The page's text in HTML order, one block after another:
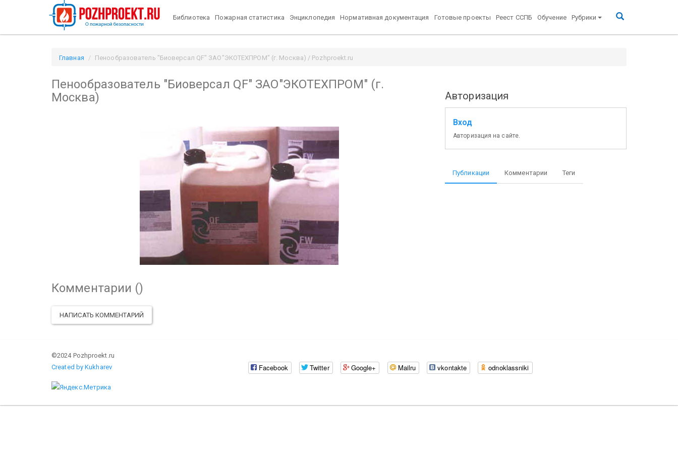
Библиотека Пожарная статистика Энциклопедия Нормативная документация Готовые проекты Реест ССПБ Обучение Рубрики
Главная Пенообразователь "Биоверсал QF" ЗАО"ЭКОТЕХПРОМ" (г. Москва) / Pozhproekt.ru
Пенообразователь "Биоверсал QF" ЗАО"ЭКОТЕХПРОМ" (г.
Москва)
Комментарии ()
НАПИСАТЬ КОММЕНТАРИЙ
Авторизация
Вход
Авторизация на сайте.
Публикации Комментарии Теги
©2024 Pozhproekt.ru
Created by Kukharev
Facebook Twitter Google+ Mailru vkontakte odnoklassniki